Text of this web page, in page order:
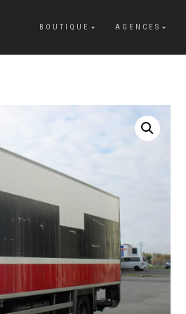
BOUTIQUE AGENCES